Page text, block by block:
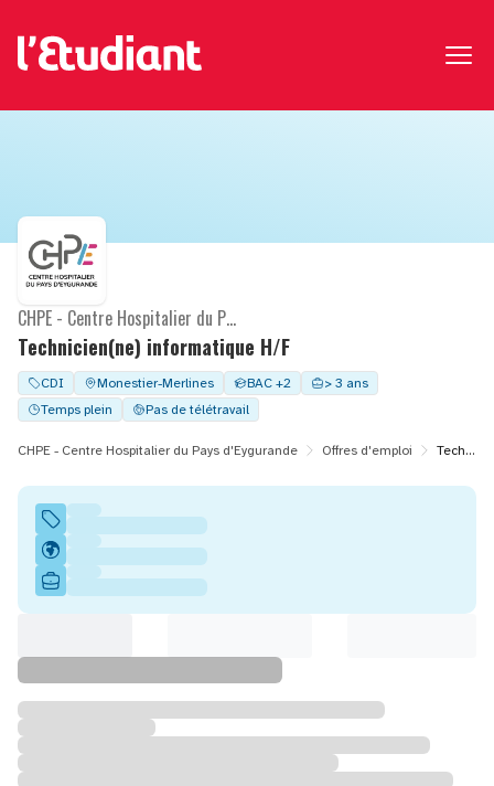
Technicien(ne) informatique H/F
CHPE - Centre Hospitalier du Pays d'Eygurande
CDI Monestier-Merlines BAC +2
> 3 ans
Temps plein
Pas de télétravail
CHPE - Centre Hospitalier du Pays d'Eygurande Offres d'emploi Technicien(ne) informatique H/F